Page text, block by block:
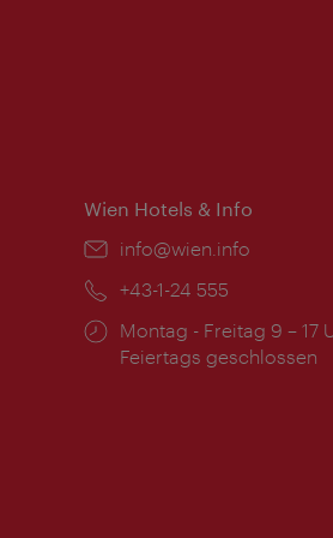
Wien Hotels & Info
Email:
info@wien.info
Telefon:
+43-1-24 555
Öffnungszeiten:
Montag - Freitag 9 – 17
Feiertags geschlossen